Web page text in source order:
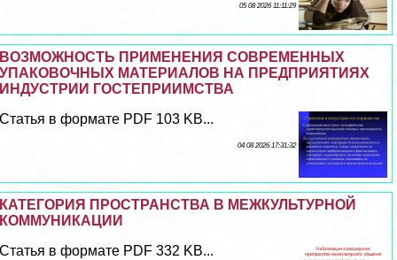
05 08 2026 11:11:29
ВОЗМОЖНОСТЬ ПРИМЕНЕНИЯ СОВРЕМЕННЫХ
УПАКОВОЧНЫХ МАТЕРИАЛОВ НА ПРЕДПРИЯТИЯХ
ИНДУСТРИИ ГОСТЕПРИИМСТВА
Статья в формате PDF 103 KB...
04 08 2026 17:31:32
КАТЕГОРИЯ ПРОСТРАНСТВА В МЕЖКУЛЬТУРНОЙ
КОММУНИКАЦИИ
Статья в формате PDF 332 KB...